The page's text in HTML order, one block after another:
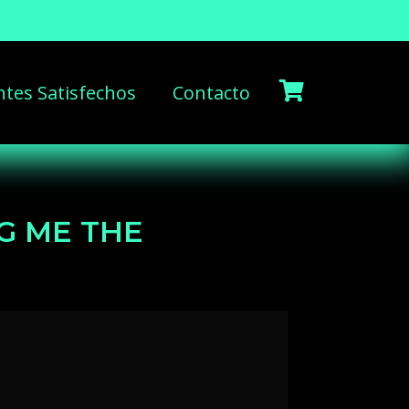
Satisfechos Contacto
ME THE